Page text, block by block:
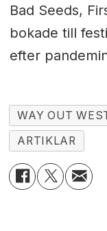
Bad Seeds,
bokade till
efter
WAY OUT
ARTIKLAR